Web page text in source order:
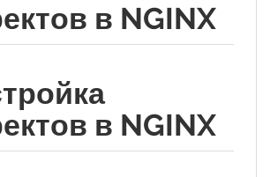
в NGINX
в NGINX